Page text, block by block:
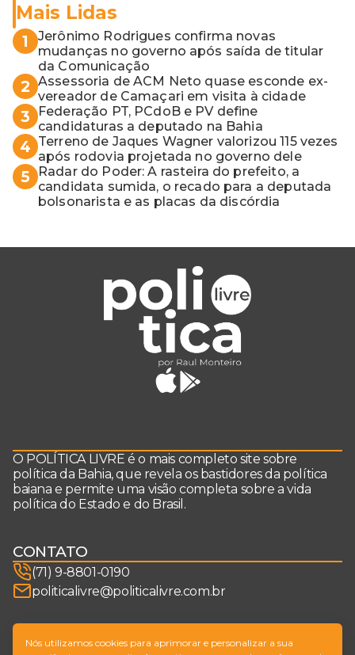
Mais Lidas
1
Jerônimo Rodrigues confirma novas
mudanças no governo após saída de titular
da Comunicação
2 Assessoria de ACM Neto quase esconde ex-
vereador de Camaçari em visita à cidade
3
Federação PT, PCdoB e PV define
candidaturas a deputado na Bahia
4 Terreno de Jaques Wagner valorizou 115 vezes
após rodovia projetada no governo dele
5
Radar do Poder: A rasteira do prefeito, a
candidata sumida, o recado para a deputada
bolsonarista e as placas da discórdia
O POLÍTICA LIVRE é o mais completo site sobre
política da Bahia, que revela os bastidores da política
baiana e permite uma visão completa sobre a vida
política do Estado e do Brasil.
CONTATO
(71) 9-8801-0190
politicalivre@politicalivre.com.br
SIGA-NOS
Nós utilizamos cookies para aprimorar e personalizar a sua